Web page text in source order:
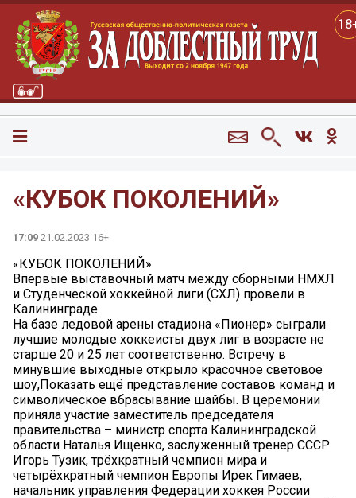
«КУБОК ПОКОЛЕНИЙ»
17:09 21.02.2023 16+
«КУБОК ПОКОЛЕНИЙ»
Впервые выставочный матч между сборными НМХЛ
и Студенческой хоккейной лиги (СХЛ) провели в
Калининграде.
На базе ледовой арены стадиона «Пионер» сыграли
лучшие молодые хоккеисты двух лиг в возрасте не
старше 20 и 25 лет соответственно. Встречу в
минувшие выходные открыло красочное световое
шоу,Показать ещё представление составов команд и
символическое вбрасывание шайбы. В церемонии
приняла участие заместитель председателя
правительства – министр спорта Калининградской
области Наталья Ищенко, заслуженный тренер СССР
Игорь Тузик, трёхкратный чемпион мира и
четырёхкратный чемпион Европы Ирек Гимаев,
начальник управления Федерации хоккея России